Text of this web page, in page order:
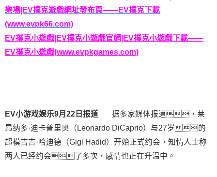
樂場|EV撲克遊戲網址發布頁——EV撲克下載
(www.evpk66.com)
EV撲克小遊戲|EV撲克小遊戲官網|EV撲克小遊戲下載——
EV撲克小遊戲(www.evpkgames.com)
EV小游戏娱乐9月22日报道 据多家媒体报道，莱
昂纳多·迪卡普里奥（Leonardo DiCaprio）与27岁的
超模吉吉·哈迪德（Gigi Hadid）开始正式约会，知情人士称
两人已经约会了多次，感情也正在升温中。